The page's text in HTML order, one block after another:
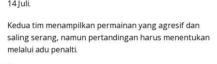
14 Juli.
Kedua tim menampilkan permainan yang agresif dan
saling serang, namun pertandingan harus menentukan
melalui adu penalti.